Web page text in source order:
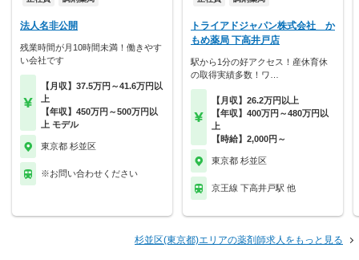
法人名非公開
残業時間が月10時間未満！働きやす
い会社です
【月収】37.5万円～41.6万円以
上
【年収】450万円～500万円以
上 モデル
東京都 杉並区
※お問い合わせください
トライアドジャパン株式会社 か
もめ薬局 下高井戸店
駅から1分の好アクセス！産休育休
の取得実績多数！ワ…
【月収】26.2万円以上
【年収】400万円～480万円以
上
【時給】2,000円～
東京都 杉並区
京王線 下高井戸駅 他
杉並区(東京都)エリアの薬剤師求人をもっと見る